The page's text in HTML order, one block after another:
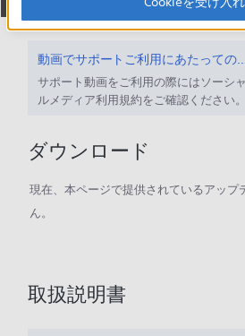
動画でサポートご利用
サポート動画をご利用の際にはソーシャ
ルメディア利用規約をご確認ください。
ダウンロード
現在、本ページで提供されているアップ
ん。
取扱説明書